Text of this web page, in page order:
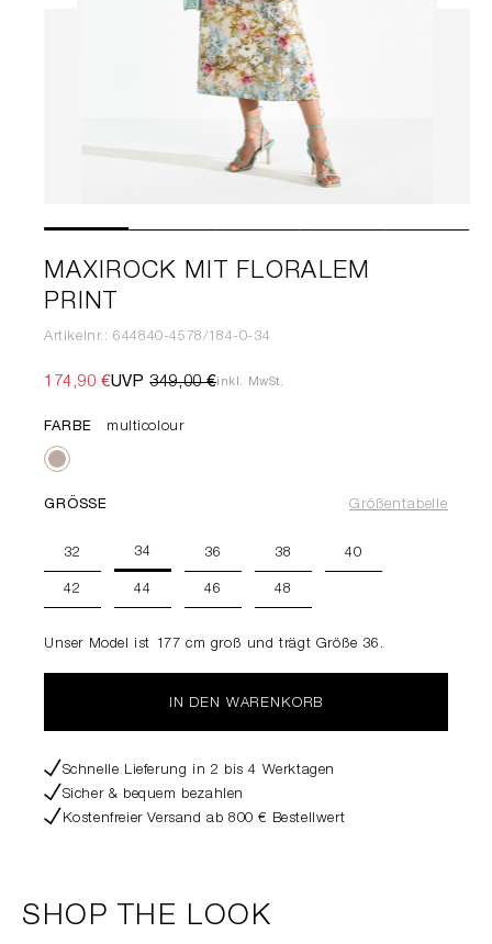
MAXIROCK MIT FLORALEM
PRINT
Artikelnr.: 644840-4578/184-0-34
174,90 €UVP349,00 €inkl. MwSt.
FARBE multicolour
GRÖSSE Größentabelle
32 34 36 38 40
42 44 46 48
Unser Model ist 177 cm groß und trägt Größe 36.
IN DEN WARENKORB
Schnelle Lieferung in 2 bis 4 Werktagen
Sicher & bequem bezahlen
Kostenfreier Versand ab 800 € Bestellwert
SHOP THE LOOK